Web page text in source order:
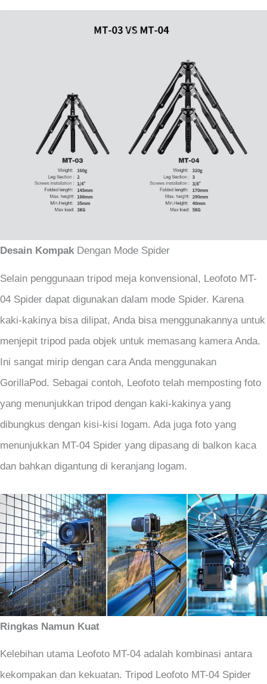
Desain Kompak Dengan Mode Spider
Selain penggunaan tripod meja konvensional, Leofoto MT-
04 Spider dapat digunakan dalam mode Spider. Karena
kaki-kakinya bisa dilipat, Anda bisa menggunakannya untuk
menjepit tripod pada objek untuk memasang kamera Anda.
Ini sangat mirip dengan cara Anda menggunakan
GorillaPod. Sebagai contoh, Leofoto telah memposting foto
yang menunjukkan tripod dengan kaki-kakinya yang
dibungkus dengan kisi-kisi logam. Ada juga foto yang
menunjukkan MT-04 Spider yang dipasang di balkon kaca
dan bahkan digantung di keranjang logam.
Ringkas Namun Kuat
Kelebihan utama Leofoto MT-04 adalah kombinasi antara
kekompakan dan kekuatan. Tripod Leofoto MT-04 Spider